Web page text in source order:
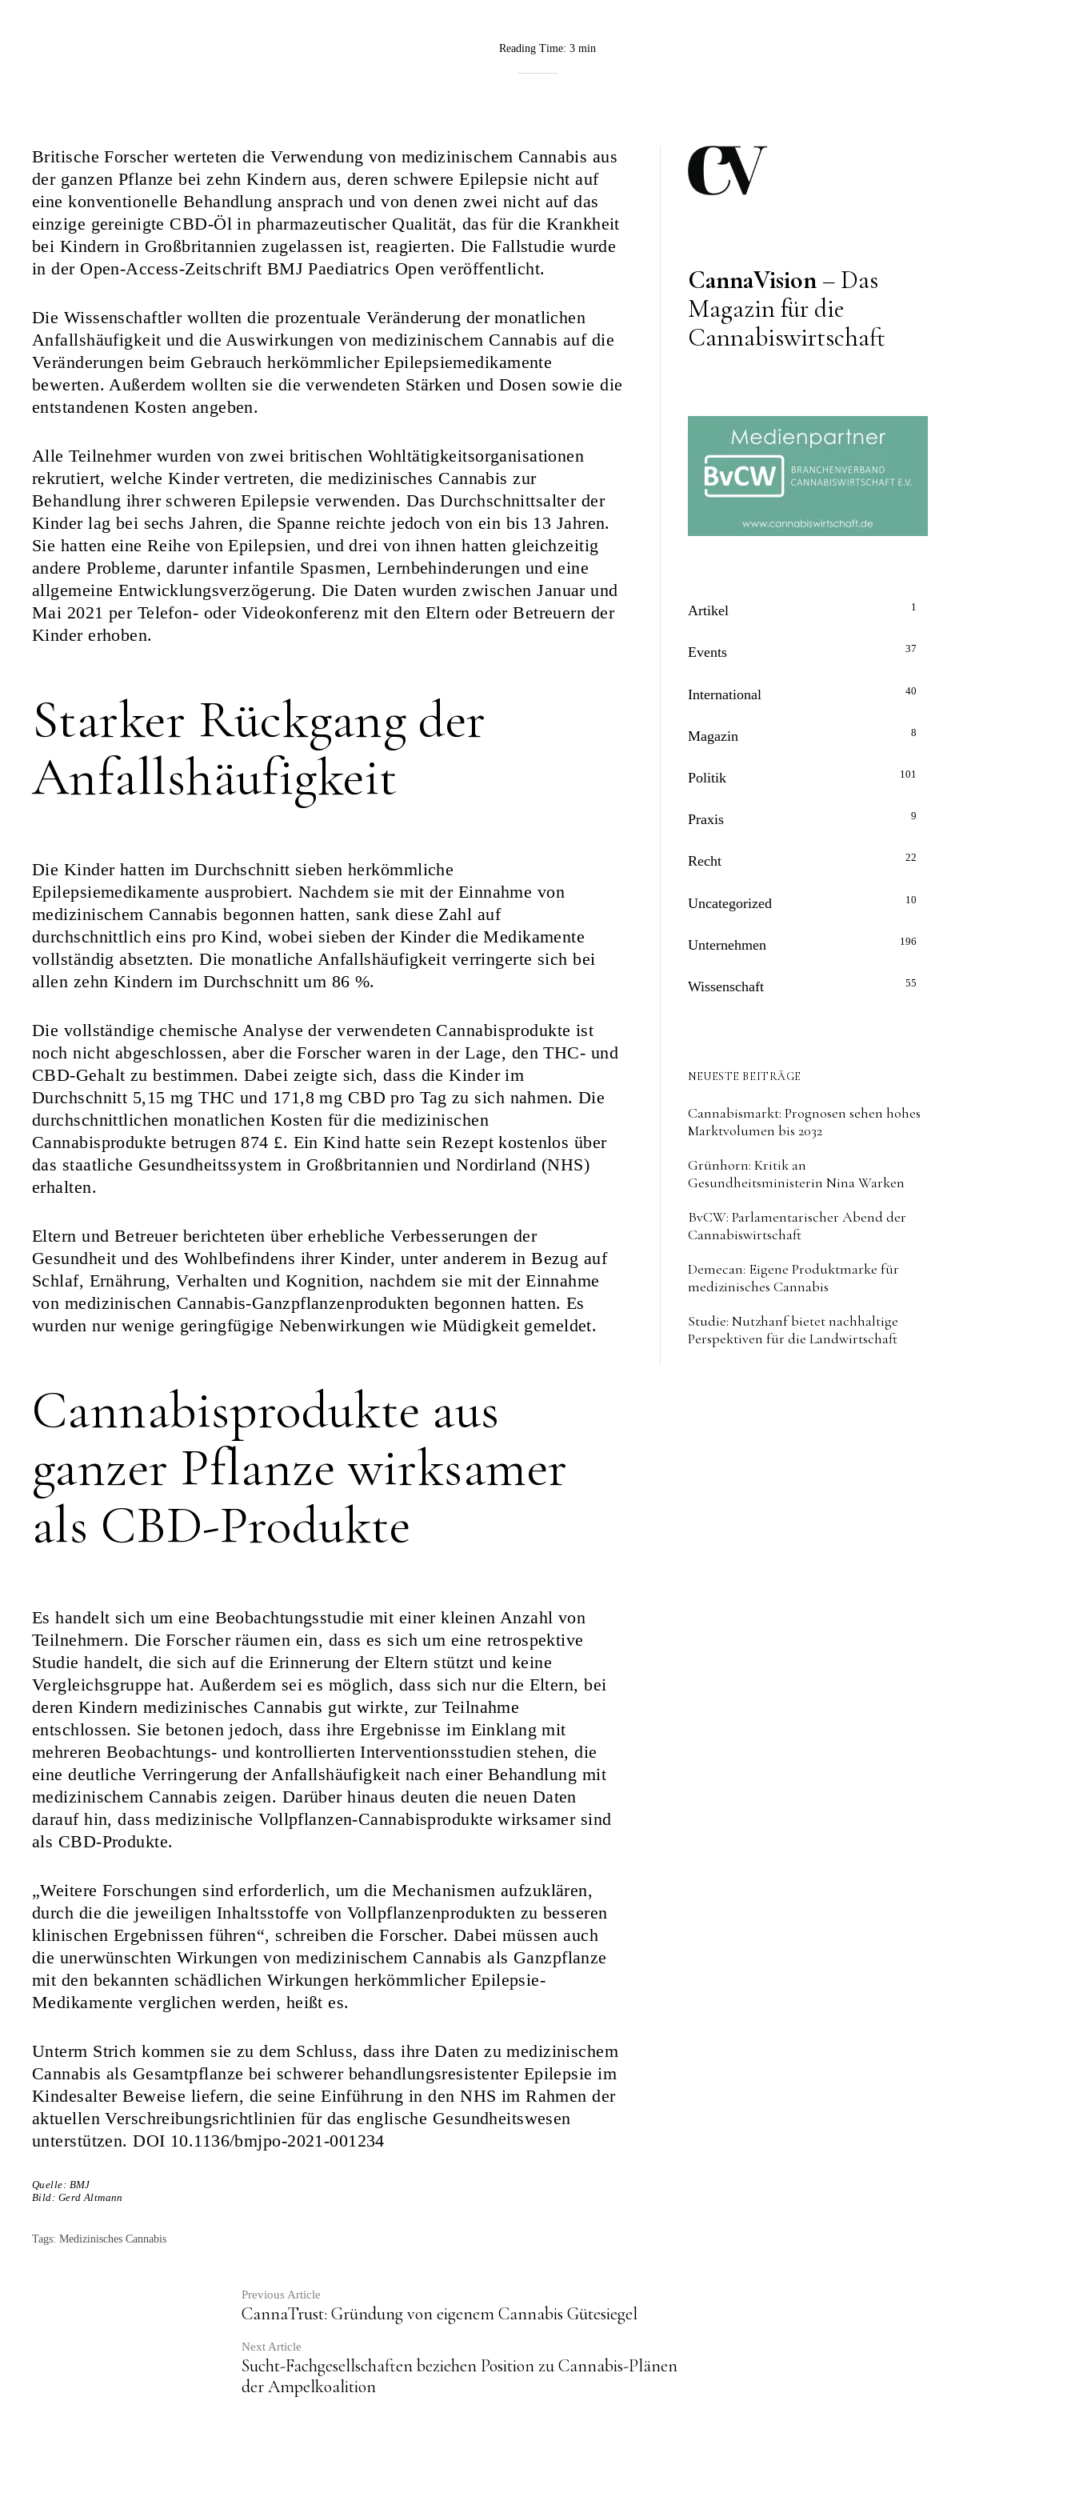
Reading Time: 3 min
Continue
Reading
Previous Article
CannaTrust: Gründung von eigenem Cannabis Gütesiegel
Next Article
Sucht-Fachgesellschaften beziehen Position zu Cannabis-Plänen
der Ampelkoalition
Britische Forscher werteten die Verwendung von medizinischem Cannabis aus
der ganzen Pflanze bei zehn Kindern aus, deren schwere Epilepsie nicht auf
eine konventionelle Behandlung ansprach und von denen zwei nicht auf das
einzige gereinigte CBD-Öl in pharmazeutischer Qualität, das für die Krankheit
bei Kindern in Großbritannien zugelassen ist, reagierten. Die Fallstudie wurde
in der Open-Access-Zeitschrift BMJ Paediatrics Open veröffentlicht.
Die Wissenschaftler wollten die prozentuale Veränderung der monatlichen
Anfallshäufigkeit und die Auswirkungen von medizinischem Cannabis auf die
Veränderungen beim Gebrauch herkömmlicher Epilepsiemedikamente
bewerten. Außerdem wollten sie die verwendeten Stärken und Dosen sowie die
entstandenen Kosten angeben.
Alle Teilnehmer wurden von zwei britischen Wohltätigkeitsorganisationen
rekrutiert, welche Kinder vertreten, die medizinisches Cannabis zur
Behandlung ihrer schweren Epilepsie verwenden. Das Durchschnittsalter der
Kinder lag bei sechs Jahren, die Spanne reichte jedoch von ein bis 13 Jahren.
Sie hatten eine Reihe von Epilepsien, und drei von ihnen hatten gleichzeitig
andere Probleme, darunter infantile Spasmen, Lernbehinderungen und eine
allgemeine Entwicklungsverzögerung. Die Daten wurden zwischen Januar und
Mai 2021 per Telefon- oder Videokonferenz mit den Eltern oder Betreuern der
Kinder erhoben.
Starker Rückgang der
Anfallshäufigkeit
Die Kinder hatten im Durchschnitt sieben herkömmliche
Epilepsiemedikamente ausprobiert. Nachdem sie mit der Einnahme von
medizinischem Cannabis begonnen hatten, sank diese Zahl auf
durchschnittlich eins pro Kind, wobei sieben der Kinder die Medikamente
vollständig absetzten. Die monatliche Anfallshäufigkeit verringerte sich bei
allen zehn Kindern im Durchschnitt um 86 %.
Die vollständige chemische Analyse der verwendeten Cannabisprodukte ist
noch nicht abgeschlossen, aber die Forscher waren in der Lage, den THC- und
CBD-Gehalt zu bestimmen. Dabei zeigte sich, dass die Kinder im
Durchschnitt 5,15 mg THC und 171,8 mg CBD pro Tag zu sich nahmen. Die
durchschnittlichen monatlichen Kosten für die medizinischen
Cannabisprodukte betrugen 874 £. Ein Kind hatte sein Rezept kostenlos über
das staatliche Gesundheitssystem in Großbritannien und Nordirland (NHS)
erhalten.
Eltern und Betreuer berichteten über erhebliche Verbesserungen der
Gesundheit und des Wohlbefindens ihrer Kinder, unter anderem in Bezug auf
Schlaf, Ernährung, Verhalten und Kognition, nachdem sie mit der Einnahme
von medizinischen Cannabis-Ganzpflanzenprodukten begonnen hatten. Es
wurden nur wenige geringfügige Nebenwirkungen wie Müdigkeit gemeldet.
Cannabisprodukte aus
ganzer Pflanze wirksamer
als CBD-Produkte
Es handelt sich um eine Beobachtungsstudie mit einer kleinen Anzahl von
Teilnehmern. Die Forscher räumen ein, dass es sich um eine retrospektive
Studie handelt, die sich auf die Erinnerung der Eltern stützt und keine
Vergleichsgruppe hat. Außerdem sei es möglich, dass sich nur die Eltern, bei
deren Kindern medizinisches Cannabis gut wirkte, zur Teilnahme
entschlossen. Sie betonen jedoch, dass ihre Ergebnisse im Einklang mit
mehreren Beobachtungs- und kontrollierten Interventionsstudien stehen, die
eine deutliche Verringerung der Anfallshäufigkeit nach einer Behandlung mit
medizinischem Cannabis zeigen. Darüber hinaus deuten die neuen Daten
darauf hin, dass medizinische Vollpflanzen-Cannabisprodukte wirksamer sind
als CBD-Produkte.
„Weitere Forschungen sind erforderlich, um die Mechanismen aufzuklären,
durch die die jeweiligen Inhaltsstoffe von Vollpflanzenprodukten zu besseren
klinischen Ergebnissen führen“, schreiben die Forscher. Dabei müssen auch
die unerwünschten Wirkungen von medizinischem Cannabis als Ganzpflanze
mit den bekannten schädlichen Wirkungen herkömmlicher Epilepsie-
Medikamente verglichen werden, heißt es.
Unterm Strich kommen sie zu dem Schluss, dass ihre Daten zu medizinischem
Cannabis als Gesamtpflanze bei schwerer behandlungsresistenter Epilepsie im
Kindesalter Beweise liefern, die seine Einführung in den NHS im Rahmen der
aktuellen Verschreibungsrichtlinien für das englische Gesundheitswesen
unterstützen. DOI 10.1136/bmjpo-2021-001234
Quelle: BMJ
Bild: Gerd Altmann
Tags: Medizinisches Cannabis
CannaVision – Das
Magazin für die
Cannabiswirtschaft
Artikel 1
Events 37
International 40
Magazin 8
Politik 101
Praxis 9
Recht 22
Uncategorized 10
Unternehmen 196
Wissenschaft 55
NEUESTE BEITRÄGE
Cannabismarkt: Prognosen sehen hohes
Marktvolumen bis 2032
Grünhorn: Kritik an
Gesundheitsministerin Nina Warken
BvCW: Parlamentarischer Abend der
Cannabiswirtschaft
Demecan: Eigene Produktmarke für
medizinisches Cannabis
Studie: Nutzhanf bietet nachhaltige
Perspektiven für die Landwirtschaft